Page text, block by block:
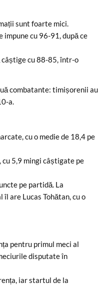
sunt foarte mici.
cu 96-91, după ce
câștige cu 88-85, într-o
combatante: timișorenii au
a.
cu o medie de 18,4 pe
cu 5,9 mingi câștigate pe
pe partidă. La
are Lucas Tohătan, cu o
pentru primul meci al
disputate în
iar startul de la